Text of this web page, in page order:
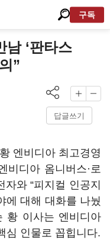
구독
남 ‘판타스
”
답글쓰기
엔비디아 최고경영
비디아 옴니버스·로
와 “피지컬 인공지
에 대해 대화를 나눴
황 이사는 엔비디아
심 인물로 꼽힙니다.